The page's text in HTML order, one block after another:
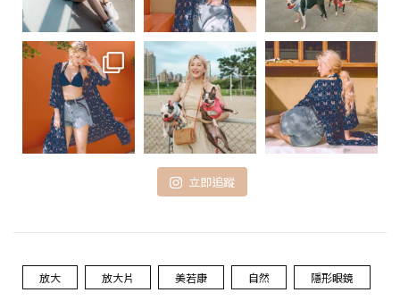
立即追蹤
放大 放大片 美若康 自然 隱形眼鏡